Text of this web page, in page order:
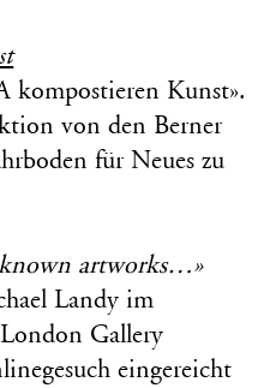
kompostieren Kunst».
von den Berner
für Neues zu
artworks…»
Landy im
Gallery
eingereicht